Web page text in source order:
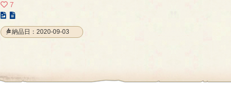
7
の
イ
の
納品日：2020-09-03